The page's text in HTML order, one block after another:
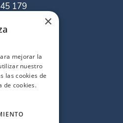
179
×
mejorar la
nuestro
las cookies de
de cookies.